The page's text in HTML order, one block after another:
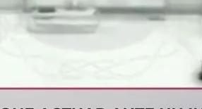
conRaúl Esteban, jefe de
clavesparaactuar encasos de